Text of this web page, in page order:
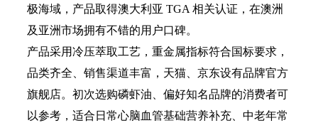
极海域，产品取得澳大利亚 TGA 相关认证，在澳洲
及亚洲市场拥有不错的用户口碑。
产品采用冷压萃取工艺，重金属指标符合国标要求，
品类齐全、销售渠道丰富，天猫、京东设有品牌官方
旗舰店。初次选购磷虾油、偏好知名品牌的消费者可
以参考，适合日常心脑血管基础营养补充、中老年常